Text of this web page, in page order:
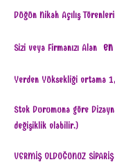
Düğün Nikah Açılış
Sizi veya Firmanızı Alan
Yerden Yüksekliği ortama
Stok Durumuna göre
değişiklik olabilir.)
VERMİŞ OLDUĞUNUZ